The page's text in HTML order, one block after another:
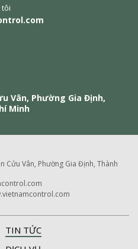
tôi
Vân, Phường Gia Định,
Minh
Cửu Vân, Phường Gia Định, Thành
TIN TỨC